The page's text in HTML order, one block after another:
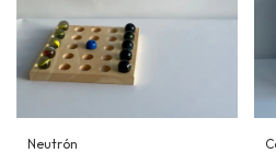
Neutrón